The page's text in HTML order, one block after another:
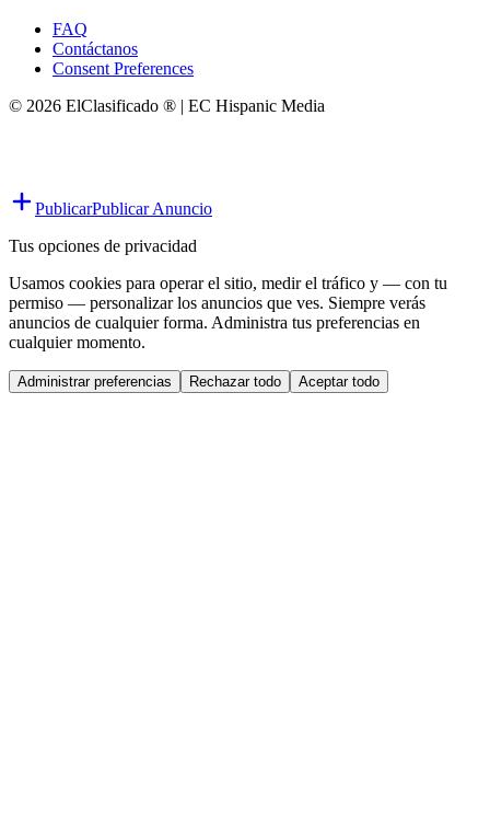
FAQ
Contáctanos
Consent Preferences
© 2026 ElClasificado ® | EC Hispanic Media
PublicarPublicar Anuncio
Tus opciones de privacidad
Usamos cookies para operar el sitio, medir el tráfico y — con tu
permiso — personalizar los anuncios que ves. Siempre verás
anuncios de cualquier forma. Administra tus preferencias en
cualquier momento.
Administrar preferencias Rechazar todo Aceptar todo